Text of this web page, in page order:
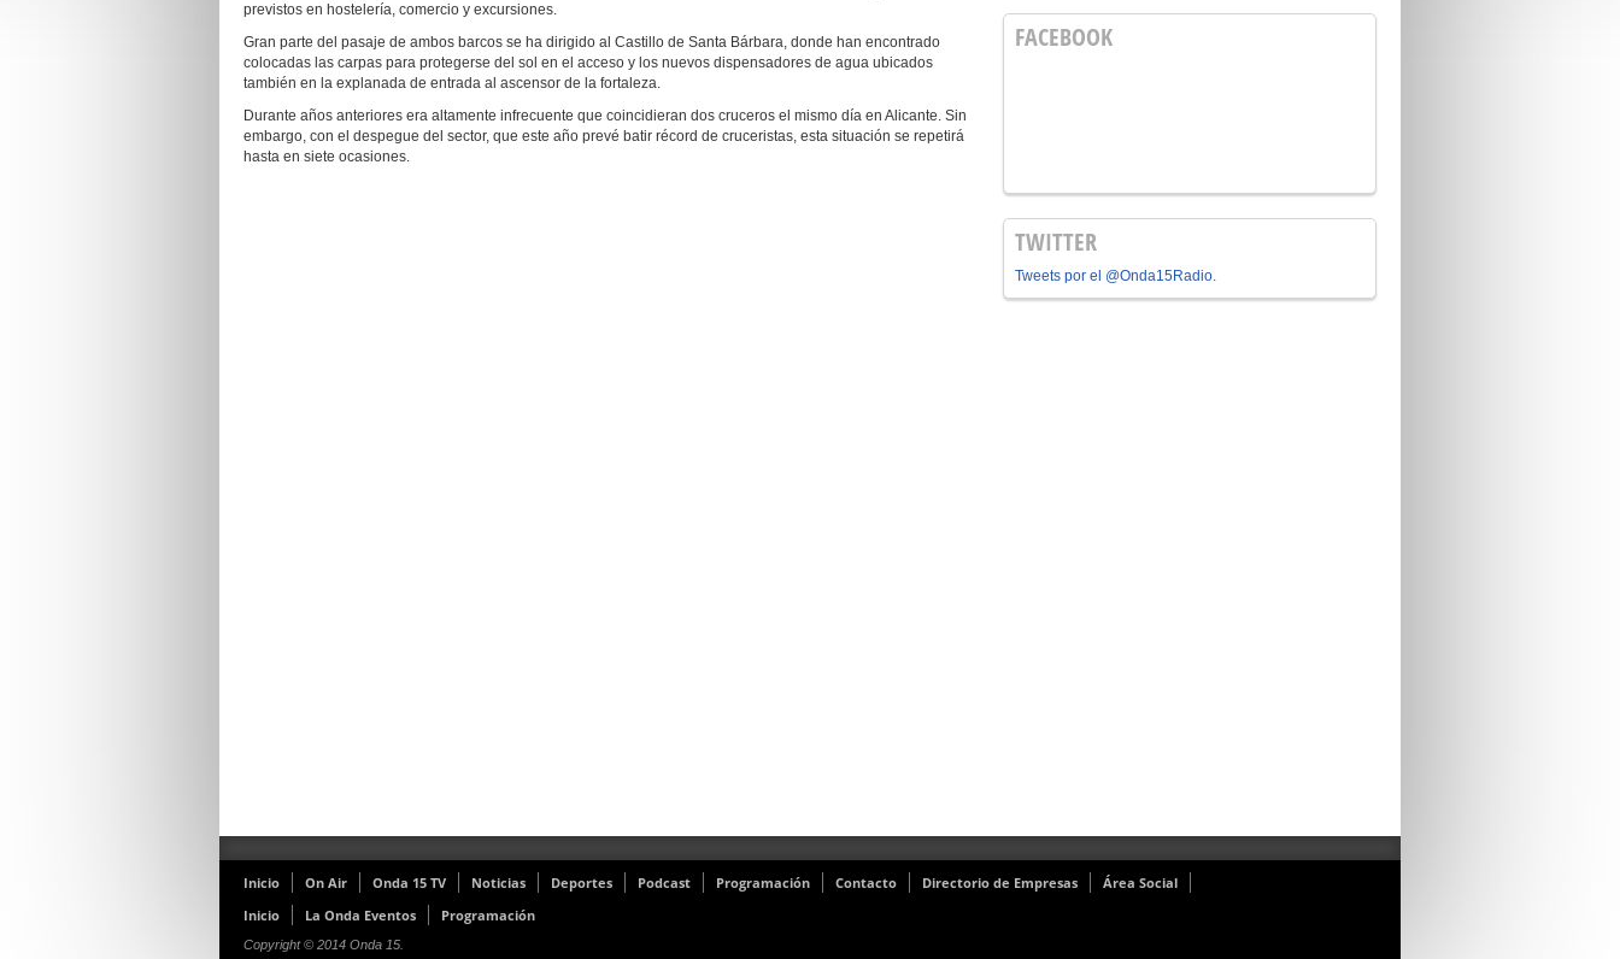
previstos en hostelería, comercio y excursiones.
Gran parte del pasaje de ambos barcos se ha dirigido al Castillo de Santa Bárbara, donde han encontrado
colocadas las carpas para protegerse del sol en el acceso y los nuevos dispensadores de agua ubicados
también en la explanada de entrada al ascensor de la fortaleza.
Durante años anteriores era altamente infrecuente que coincidieran dos cruceros el mismo día en Alicante. Sin
embargo, con el despegue del sector, que este año prevé batir récord de cruceristas, esta situación se repetirá
hasta en siete ocasiones.
FACEBOOK
TWITTER
Tweets por el @Onda15Radio.
Inicio On Air Onda 15 TV Noticias Deportes Podcast Programación Contacto Directorio de Empresas
Área Social
Inicio
La Onda Eventos Programación
Copyright © 2014 Onda 15.